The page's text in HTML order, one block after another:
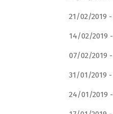
21/02/2019 -
14/02/2019 -
07/02/2019 -
31/01/2019 -
24/01/2019 -